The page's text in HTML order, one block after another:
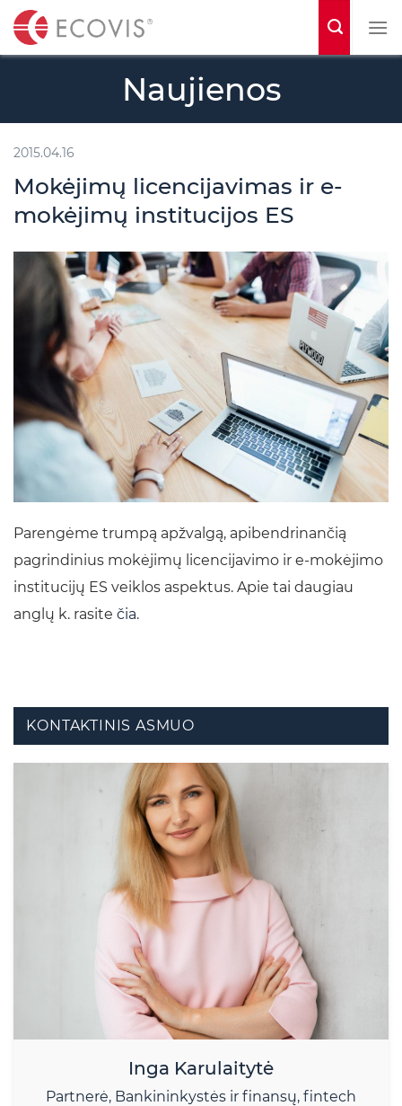
t
Naujienos
2015.04.16
Mokėjimų licencijavimas ir e-
mokėjimų institucijos ES
Parengėme trumpą apžvalgą, apibendrinančią
pagrindinius mokėjimų licencijavimo ir e-mokėjimo
institucijų ES veiklos aspektus. Apie tai daugiau
anglų k. rasite čia.
KONTAKTINIS ASMUO
Inga Karulaitytė
Partnerė, Bankininkystės ir finansų, fintech